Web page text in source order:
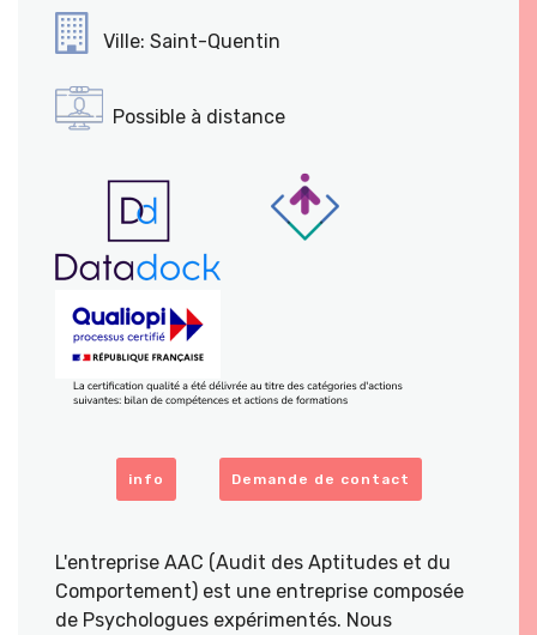
Ville: Saint-Quentin
Possible à distance
info Demande de contact
L'entreprise AAC (Audit des Aptitudes et du
Comportement) est une entreprise composée
de Psychologues expérimentés. Nous